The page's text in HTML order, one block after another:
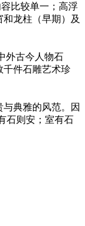
比较单一；高浮
龙柱（早期）及
外古今人物石
千件石雕艺术珍
典雅的风范。因
石则安；室有石